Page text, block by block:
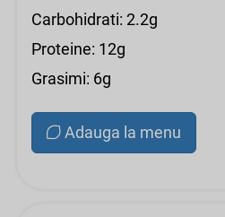
Carbohidrati: 2.2g
Proteine: 12g
Grasimi: 6g
Adauga la menu